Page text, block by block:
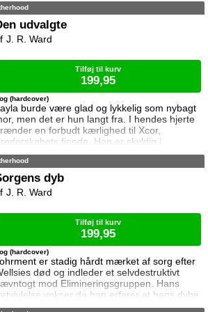
forlade landet med sine soldater og må
vende tilbage. Layla og Xcor skal nu
affinde sig med at de er dømt til at leve hver
sig. I mellemtiden træder nye spillere på
udvalgte
burde være glad og lykkelig som nybagt
men det er hun langt fra. I hendes hjerte
en forbudt kærlighed til Xcor,
fjende. Han er skyldig i
mod kongen og skal straffes med
Kun Layla kender sandheden som kan
Xcors liv, men hvis hun røber den, vil
det afsløre deres forhold og fratage hende alt
hun har kært - selv rollen som mor for
(hardcover)
J. R. Ward
Tilføj til kurv
199,95
dyb
er stadig hårdt mærket af sorg efter
død og indleder et selvdestruktivt
mod Elimineringsgruppen. Hans
vokser da han erfarer at hans dybe
forhindrer Wellsie i at få evig fred, og at
(hardcover)
J. R. Ward
Tilføj til kurv
199,95